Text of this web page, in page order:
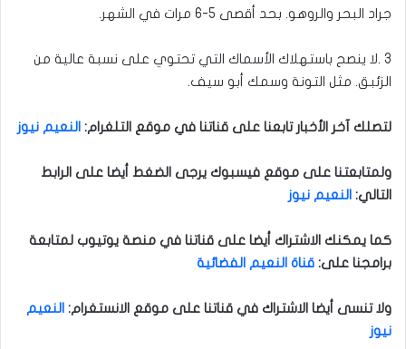
جراد البحر والروهو. بحد أقصى 5-6 مرات في الشهر
.
3
.لا ينصح باستهلاك الأسماك التي تحتوي على نسبة عالية من
الزئبق. مثل التونة وسمك أبو سيف.
لتصلك آخر الأخبار تابعنا على قناتنا في موقع التلغرام: النعيم نيوز
ولمتابعتنا على موقع فيسبوك يرجى الضغط أيضا على الرابط
التالي: النعيم نيوز
كما يمكنك الاشتراك أيضا على قناتنا في منصة يوتيوب لمتابعة
برامجنا على: قناة النعيم الفضائية
ولا تنسى أيضا الاشتراك في قناتنا على موقع الانستغرام: النعيم
نيوز